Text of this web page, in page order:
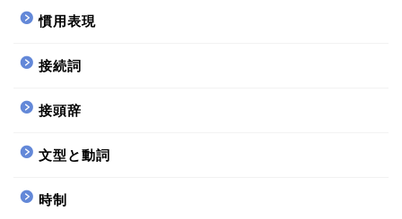
慣用表現
接続詞
接頭辞
文型と動詞
時制